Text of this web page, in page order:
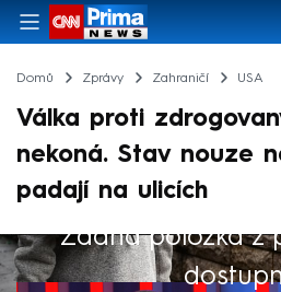
Domů Zprávy Zahraničí USA
Válka proti
nekoná. Stav nouze
padají na ulicích
Žádná položka z
Výběr redakce